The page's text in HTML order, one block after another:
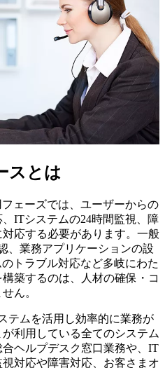
スとは
ェーズでは、ユーザーからの
ITシステムの24時間監視、障
応する必要があります。一般
、業務アプリケーションの設
トラブル対応など多岐にわた
築するのは、人材の確保・コ
ん。
テムを活用し効率的に業務が
利用している全てのシステム
ヘルプデスク窓口業務や、IT
対応や障害対応、お客さまオ